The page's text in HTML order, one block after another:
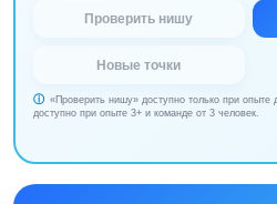
Проверить нишу
Новые точки
«Проверить нишу» доступно только при опыте
доступно при опыте 3+ и команде от 3 человек.